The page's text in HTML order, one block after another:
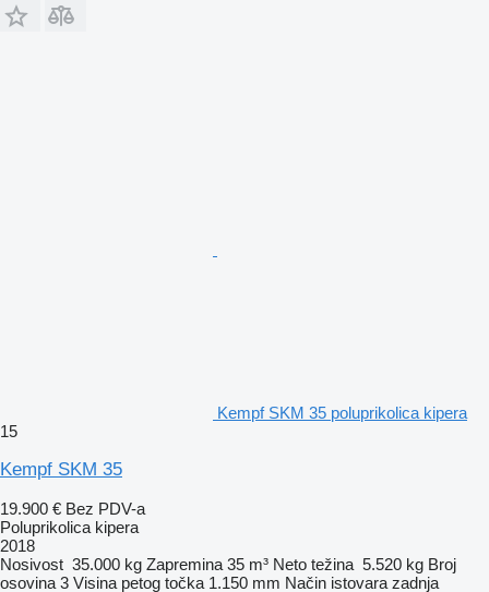
Kempf SKM 35 poluprikolica kipera
15
Kempf SKM 35
19.900 € Bez PDV-a
Poluprikolica kipera
2018
Nosivost 35.000 kg Zapremina 35 m³ Neto težina 5.520 kg Broj
osovina 3 Visina petog točka 1.150 mm Način istovara zadnja